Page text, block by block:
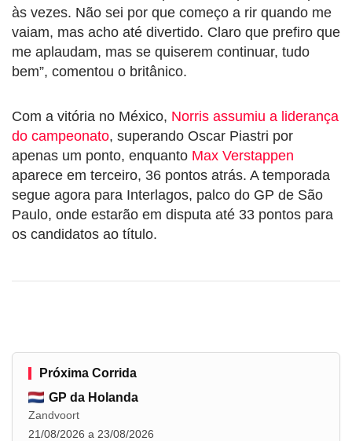
às vezes. Não sei por que começo a rir quando me
vaiam, mas acho até divertido. Claro que prefiro que
me aplaudam, mas se quiserem continuar, tudo
bem”, comentou o britânico.
Com a vitória no México, Norris assumiu a liderança
do campeonato, superando Oscar Piastri por
apenas um ponto, enquanto Max Verstappen
aparece em terceiro, 36 pontos atrás. A temporada
segue agora para Interlagos, palco do GP de São
Paulo, onde estarão em disputa até 33 pontos para
os candidatos ao título.
Próxima Corrida
GP da Holanda
Zandvoort
21/08/2026 a 23/08/2026